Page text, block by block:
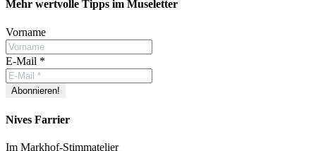
Facebook
YouTube
Instagram
Mehr wertvolle Tipps im Museletter
Vorname
E-Mail *
Nives Farrier
Im Markhof-Stimmatelier